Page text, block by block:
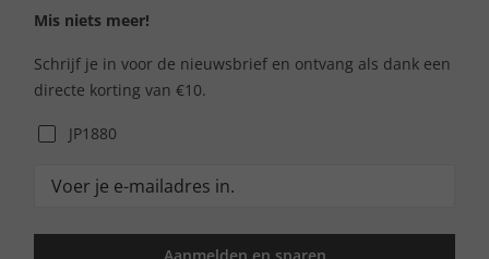
Mis niets meer!
Schrijf je in voor de nieuwsbrief en ontvang als dank een
directe korting van €10.
JP1880